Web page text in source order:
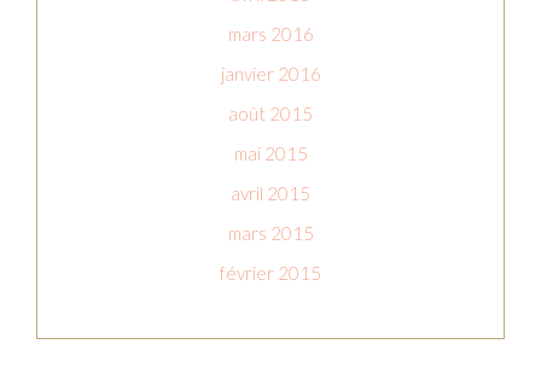
mars 2016
janvier 2016
août 2015
mai 2015
avril 2015
mars 2015
février 2015